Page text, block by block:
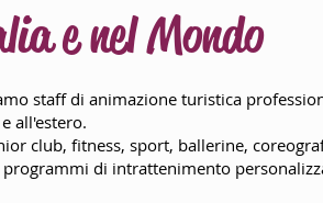
e nel Mondo
staff di animazione turistica
all'estero.
club, fitness, sport, ballerine,
di intrattenimento